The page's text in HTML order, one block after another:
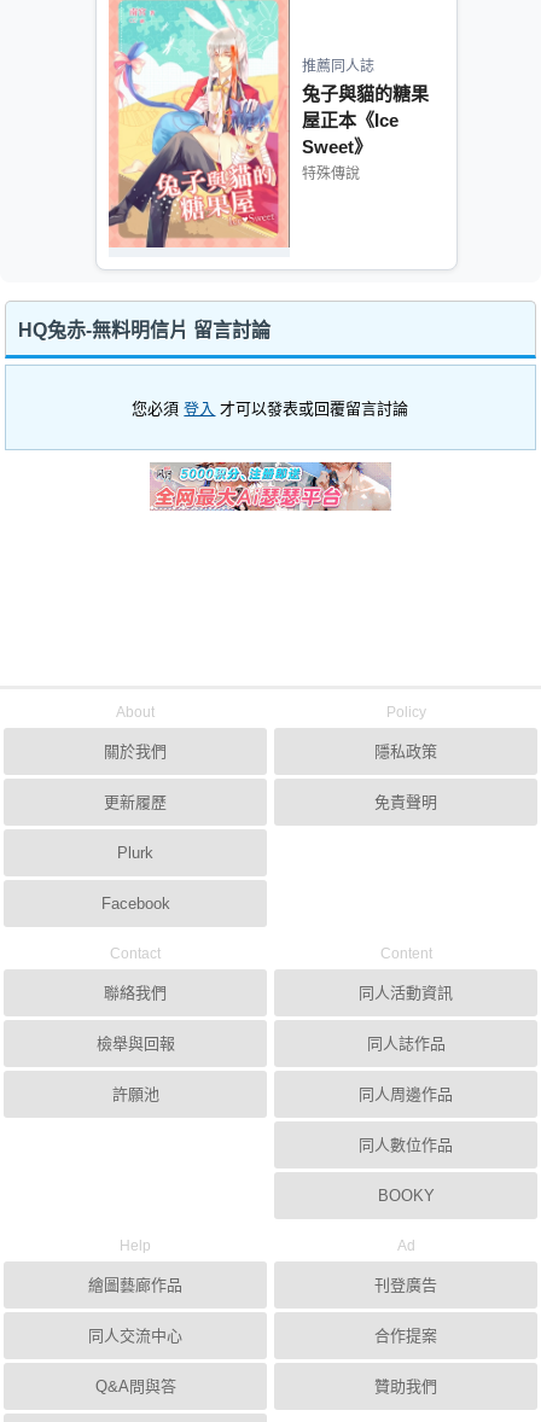
推薦同人誌
兔子與貓的糖果
屋正本《Ice
Sweet》
特殊傳說
HQ兔赤-無料明信片 留言討論
您必須登入 才可以發表或回覆留言討論
About
關於我們
更新履歷
Plurk
Facebook
Policy
隱私政策
免責聲明
Contact
聯絡我們
檢舉與回報
許願池
Content
同人活動資訊
同人誌作品
同人周邊作品
同人數位作品
BOOKY
Help
繪圖藝廊作品
同人交流中心
Q&A問與答
Ad
刊登廣告
合作提案
贊助我們